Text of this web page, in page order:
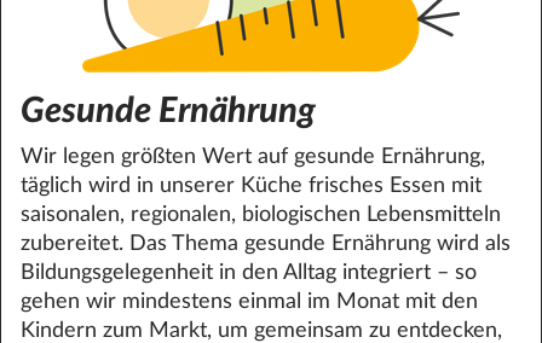
Gesunde Ernährung
Wir legen größten Wert auf gesunde Ernährung,
täglich wird in unserer Küche frisches Essen mit
saisonalen, regionalen, biologischen Lebensmitteln
zubereitet. Das Thema gesunde Ernährung wird als
Bildungsgelegenheit in den Alltag integriert – so
gehen wir mindestens einmal im Monat mit den
Kindern zum Markt, um gemeinsam zu entdecken,